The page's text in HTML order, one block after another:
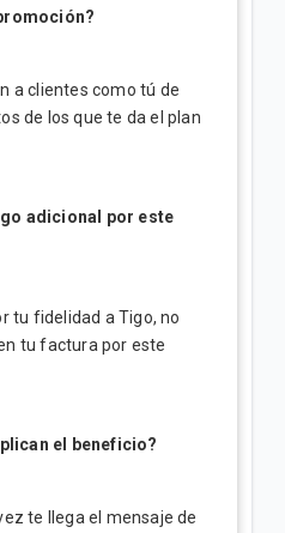
a clientes como tú de
de los que te da el plan
adicional por este
tu fidelidad a Tigo, no
tu factura por este
el beneficio?
te llega el mensaje de